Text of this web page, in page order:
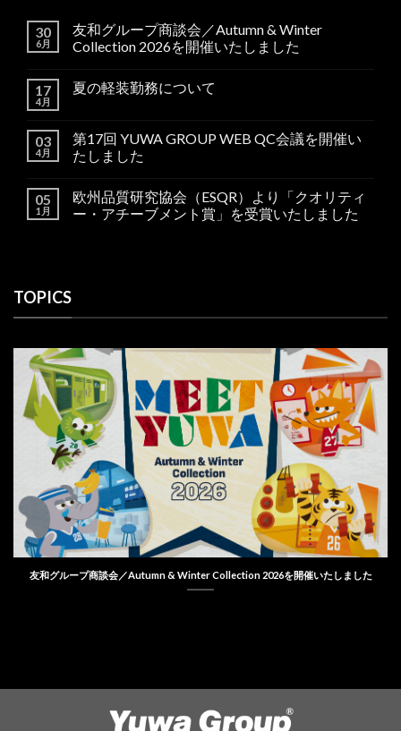
30
6月
友和グループ商談会／Autumn & Winter
Collection 2026を開催いたしました
17
4月
夏の軽装勤務について
03
4月
第17回 YUWA GROUP WEB QC会議を開催い
たしました
05
1月
欧州品質研究協会（ESQR）より「クオリティ
ー・アチーブメント賞」を受賞いたしました
TOPICS
友和グループ商談会／Autumn & Winter Collection 2026を開催いたしました